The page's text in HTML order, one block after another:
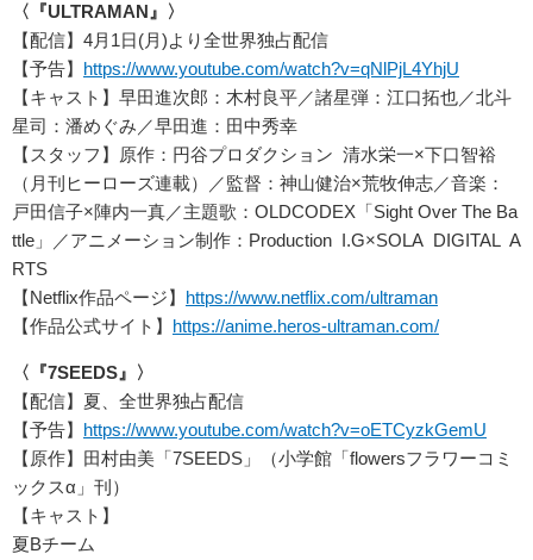
〈『ULTRAMAN』〉
【配信】4月1日(月)より全世界独占配信
【予告】 https://www.youtube.com/watch?v=qNlPjL4YhjU
【キャスト】早田進次郎：木村良平／諸星弾：江口拓也／北斗
星司：潘めぐみ／早田進：田中秀幸
【スタッフ】原作：円谷プロダクション 清水栄一×下口智裕
（月刊ヒーローズ連載）／監督：神山健治×荒牧伸志／音楽：
戸田信子×陣内一真／主題歌：OLDCODEX「Sight Over The Ba
ttle」／アニメーション制作：Production I.G×SOLA DIGITAL A
RTS
【Netflix作品ページ】 https://www.netflix.com/ultraman
【作品公式サイト】 https://anime.heros-ultraman.com/
〈『7SEEDS』〉
【配信】夏、全世界独占配信
【予告】 https://www.youtube.com/watch?v=oETCyzkGemU
【原作】田村由美「7SEEDS」（小学館「flowersフラワーコミ
ックスα」刊）
【キャスト】
夏Bチーム